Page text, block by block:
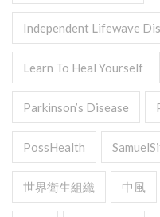
Independent Lifewave
Learn To Heal Yourself
Parkinson’s Disease
PossHealth
世界衛生組織 中風